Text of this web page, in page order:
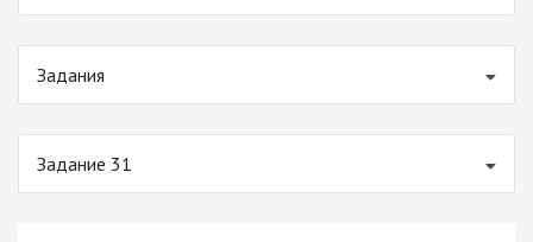
Задания
Задание 31